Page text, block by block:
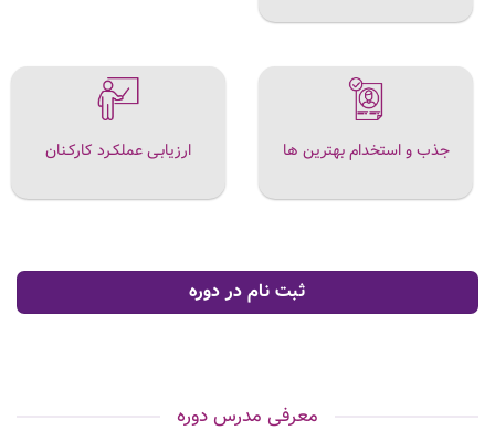
جذب و استخدام بهترین ها ارزیابـی عملکـرد کارکـنان
ثبت نام در دوره
معرفی مدرس دوره